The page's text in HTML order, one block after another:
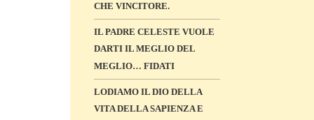
CHE VINCITORE.
IL PADRE CELESTE VUOLE
DARTI IL MEGLIO DEL
MEGLIO… FIDATI
LODIAMO IL DIO DELLA
VITA DELLA SAPIENZA E